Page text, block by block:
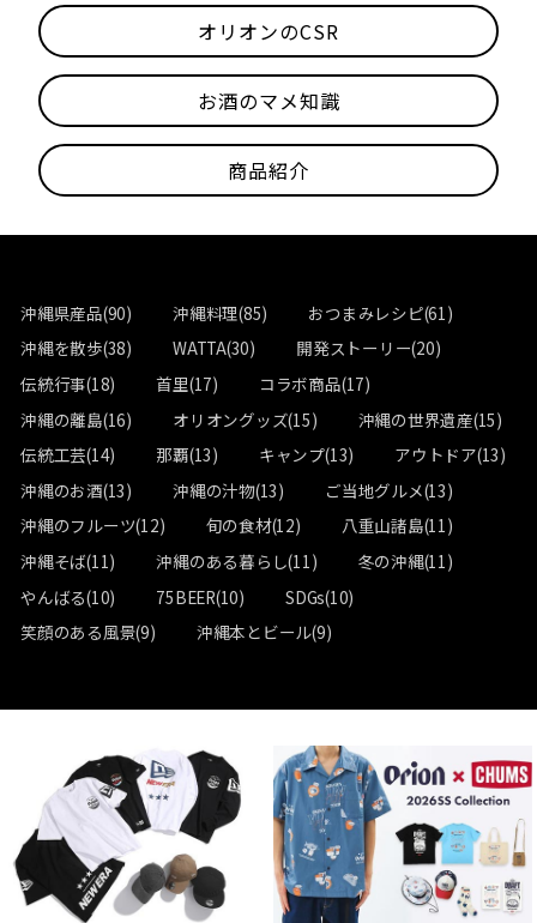
オリオンのCSR
お酒のマメ知識
商品紹介
沖縄県産品(90) 沖縄料理(85)
おつまみレシピ(61)
沖縄を散歩(38)
WATTA(30)
開発ストーリー(20)
伝統行事(18)
首里(17)
コラボ商品(17)
沖縄の離島(16)
オリオングッズ(15)
沖縄の世界遺産(15)
伝統工芸(14)
那覇(13) キャンプ(13)
アウトドア(13)
沖縄のお酒(13)
沖縄の汁物(13)
ご当地グルメ(13)
沖縄のフルーツ(12)
旬の食材(12)
八重山諸島(11)
沖縄そば(11)
沖縄のある暮らし(11)
冬の沖縄(11)
やんばる(10)
75BEER(10)
SDGs(10)
笑顔のある風景(9)
沖縄本とビール(9)